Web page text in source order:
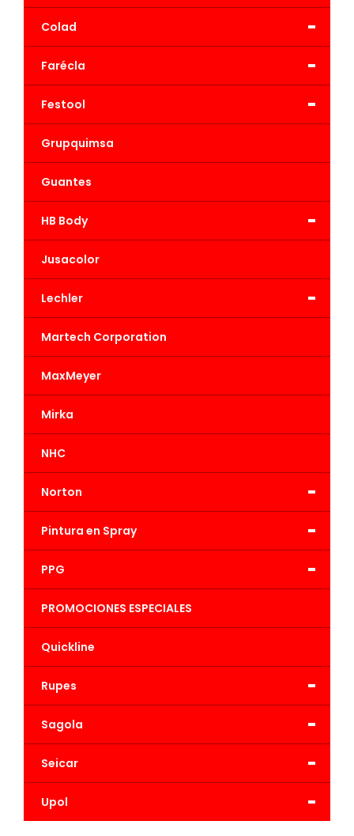
-
Colad
-
Farécla
-
Festool
Grupquimsa
Guantes
-
HB Body
Jusacolor
-
Lechler
Martech Corporation
MaxMeyer
Mirka
NHC
-
Norton
-
Pintura en Spray
-
PPG
PROMOCIONES ESPECIALES
Quickline
-
Rupes
-
Sagola
-
Seicar
-
Upol